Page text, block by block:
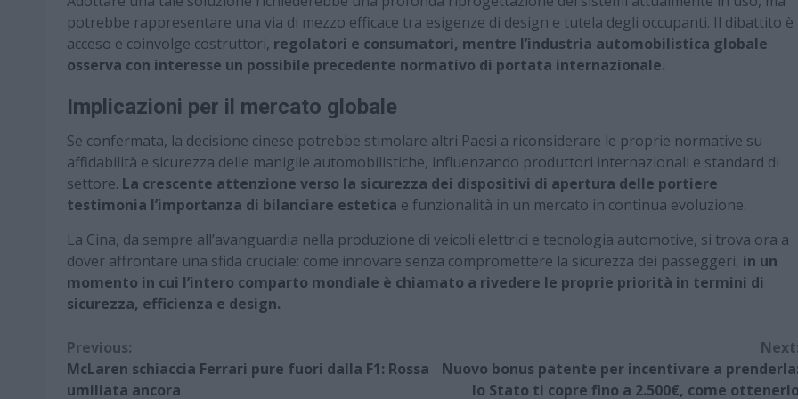
potrebbe rappresentare una via di mezzo efficace tra esigenze di design e tutela degli occupanti. Il dibattito è
acceso e coinvolge costruttori, regolatori e consumatori, mentre l’industria automobilistica globale
osserva con interesse un possibile precedente normativo di portata internazionale.
Implicazioni per il mercato globale
Se confermata, la decisione cinese potrebbe stimolare altri Paesi a riconsiderare le proprie normative su
affidabilità e sicurezza delle maniglie automobilistiche, influenzando produttori internazionali e standard di
settore. La crescente attenzione verso la sicurezza dei dispositivi di apertura delle portiere
testimonia l’importanza di bilanciare estetica e funzionalità in un mercato in continua evoluzione.
La Cina, da sempre all’avanguardia nella produzione di veicoli elettrici e tecnologia automotive, si trova ora a
dover affrontare una sfida cruciale: come innovare senza compromettere la sicurezza dei passeggeri, in un
momento in cui l’intero comparto mondiale è chiamato a rivedere le proprie priorità in termini di
sicurezza, efficienza e design.
Continue
Reading
Previous:
McLaren schiaccia Ferrari pure fuori dalla F1: Rossa
umiliata ancora
Next:
Nuovo bonus patente per incentivare a prenderla:
lo Stato ti copre fino a 2.500€, come ottenerlo